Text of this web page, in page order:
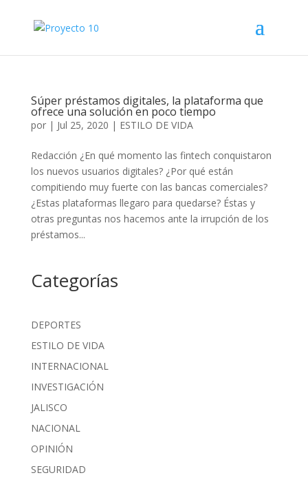
Súper préstamos digitales, la plataforma que
ofrece una solución en poco tiempo
por | Jul 25, 2020 | ESTILO DE VIDA
Redacción ¿En qué momento las fintech conquistaron
los nuevos usuarios digitales? ¿Por qué están
compitiendo muy fuerte con las bancas comerciales?
¿Estas plataformas llegaro para quedarse? Éstas y
otras preguntas nos hacemos ante la irrupción de los
préstamos...
Categorías
DEPORTES
ESTILO DE VIDA
INTERNACIONAL
INVESTIGACIÓN
JALISCO
NACIONAL
OPINIÓN
SEGURIDAD